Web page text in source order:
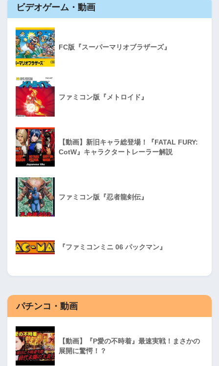
ビデオゲーム・動画
FC版『スーパーマリオブラザーズ』
ファミコン版『メトロイド』
【動画】新旧キャラ総登場！『FATAL FURY:
CotW』キャラクタートレーラー解説
ファミコン版『忍者龍剣伝』
『ファミコンミニ 06 パックマン』
パチンコ・動画
【動画】『P愛の不時着』最速実戦！まさかの
展開に驚愕！？